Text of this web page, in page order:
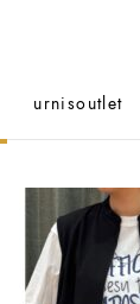
urnisoutlet